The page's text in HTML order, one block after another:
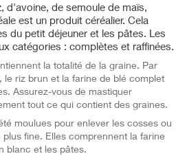
d'avoine, de semoule de maïs,
est un produit céréalier. Cela
du petit déjeuner et les pâtes. Les
catégories : complètes et raffinées.
la totalité de la graine. Par
riz brun et la farine de blé complet
Assurez-vous de mastiquer
tout ce qui contient des graines.
moulues pour enlever les cosses ou
fine. Elles comprennent la farine
blanc et les pâtes.